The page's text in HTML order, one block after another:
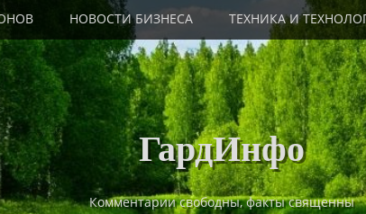
НОВОСТИ БИЗНЕСА ТЕХНИКА И
ГардИнфо
Комментарии свободны, факты священны